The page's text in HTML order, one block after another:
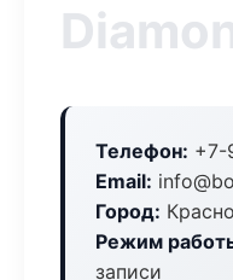
Телефон: +7-
Email:
Город:
Режим
записи